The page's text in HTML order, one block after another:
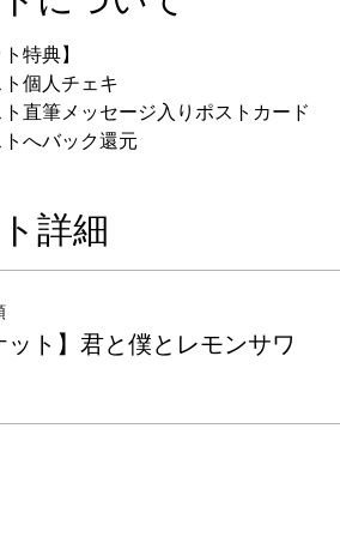
特典】
個人チェキ
ト直筆メッセージ入りポストカード
トへバック還元
詳細
ット】君と僕とレモンサワ